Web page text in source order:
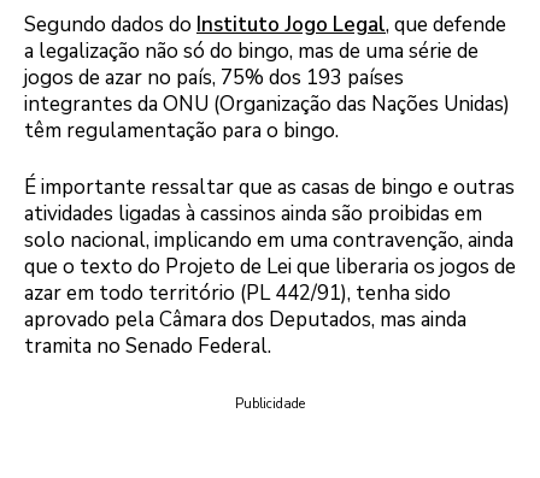
Segundo dados do Instituto Jogo Legal, que defende
a legalização não só do bingo, mas de uma série de
jogos de azar no país, 75% dos 193 países
integrantes da ONU (Organização das Nações Unidas)
têm regulamentação para o bingo.
É importante ressaltar que as casas de bingo e outras
atividades ligadas à cassinos ainda são proibidas em
solo nacional, implicando em uma contravenção, ainda
que o texto do Projeto de Lei que liberaria os jogos de
azar em todo território (PL 442/91), tenha sido
aprovado pela Câmara dos Deputados, mas ainda
tramita no Senado Federal.
Publicidade